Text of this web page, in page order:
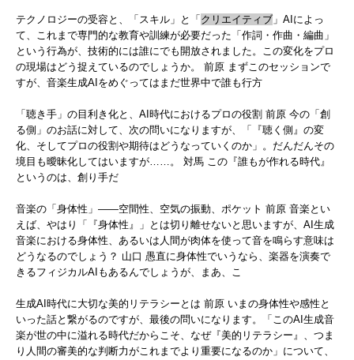
テクノロジーの受容と、「スキル」と「 クリエイティブ 」AIによっ
て、これまで専門的な教育や訓練が必要だった「作詞・作曲・編曲」
という行為が、技術的には誰にでも開放されました。この変化をプロ
の現場はどう捉えているのでしょうか。 前原 まずこのセッションで
すが、音楽生成AIをめぐってはまだ世界中で誰も行方
「聴き手」の目利き化と、AI時代におけるプロの役割 前原 今の「創
る側」のお話に対して、次の問いになりますが、「『聴く側』の変
化、そしてプロの役割や期待はどうなっていくのか」。だんだんその
境目も曖昧化してはいますが……。 対馬 この『誰もが作れる時代』
というのは、創り手だ
音楽の「身体性」――空間性、空気の振動、ポケット 前原 音楽とい
えば、やはり「『身体性』」とは切り離せないと思いますが、AI生成
音楽における身体性、あるいは人間が肉体を使って音を鳴らす意味は
どうなるのでしょう？ 山口 愚直に身体性でいうなら、楽器を演奏で
きるフィジカルAIもあるんでしょうが、まあ、こ
生成AI時代に大切な美的リテラシーとは 前原 いまの身体性や感性と
いった話と繋がるのですが、最後の問いになります。「このAI生成音
楽が世の中に溢れる時代だからこそ、なぜ『美的リテラシー』、つま
り人間の審美的な判断力がこれまでより重要になるのか」について、